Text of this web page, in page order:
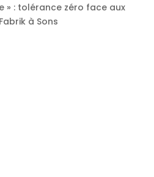
» : tolérance zéro face aux
à Sons